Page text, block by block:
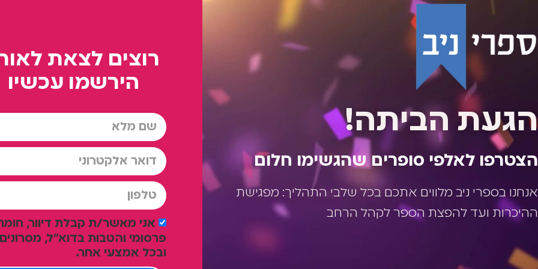
הגעת הביתה!
הצטרפו לאלפי סופרים שהגשימו חלום
אנחנו בספרי ניב מלווים אתכם בכל שלבי התהליך: מפגישת
ההיכרות ועד להפצת הספר לקהל הרחב
רוצים לצאת
הירשמו עכשיו
אני מאשר/ת קבלת דיוור,
פרסומי והטבות בדוא"ל,
ובכל אמצעי אחר.